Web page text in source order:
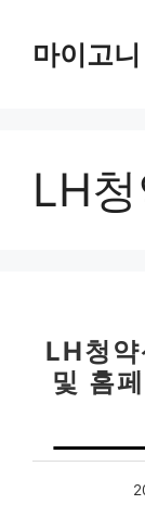
마이고니
LH
LH청
및 홈